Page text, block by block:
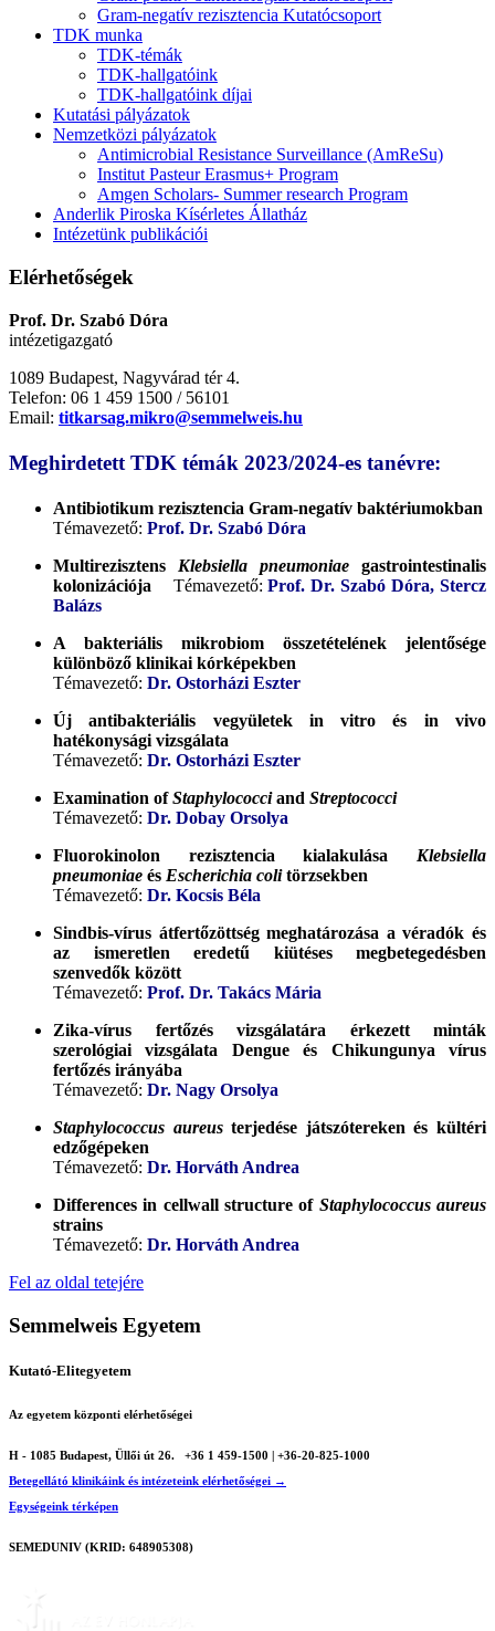
Gram-negatív rezisztencia Kutatócsoport
TDK munka
TDK-témák
TDK-hallgatóink
TDK-hallgatóink díjai
Kutatási pályázatok
Nemzetközi pályázatok
Antimicrobial Resistance Surveillance (AmReSu)
Institut Pasteur Erasmus+ Program
Amgen Scholars- Summer research Program
Anderlik Piroska Kísérletes Állatház
Intézetünk publikációi
Elérhetőségek
Prof. Dr. Szabó Dóra
intézetigazgató
1089 Budapest, Nagyvárad tér 4.
Telefon: 06 1 459 1500 / 56101
Email: titkarsag.mikro@semmelweis.hu
Meghirdetett TDK témák 2023/2024-es tanévre:
Antibiotikum rezisztencia Gram-negatív baktériumokban
Témavezető: Prof. Dr. Szabó Dóra
Multirezisztens Klebsiella pneumoniae gastrointestinalis
kolonizációja Témavezető:Prof. Dr. Szabó Dóra, Stercz
Balázs
A bakteriális mikrobiom összetételének jelentősége
különböző klinikai kórképekben
Témavezető: Dr. Ostorházi Eszter
Új antibakteriális vegyületek in vitro és in vivo
hatékonysági vizsgálata
Témavezető: Dr. Ostorházi Eszter
Examination ofStaphylococciand Streptococci
Témavezető: Dr. Dobay Orsolya
Fluorokinolon rezisztencia kialakulása Klebsiella
pneumoniae és Escherichia colitörzsekben
Témavezető: Dr. Kocsis Béla
Sindbis-vírus átfertőzöttség meghatározása a véradók és
az ismeretlen eredetű kiütéses megbetegedésben
szenvedők között
Témavezető: Prof. Dr. Takács Mária
Zika-vírus fertőzés vizsgálatára érkezett minták
szerológiai vizsgálata Dengue és Chikungunya vírus
fertőzés irányába
Témavezető: Dr. Nagy Orsolya
Staphylococcus aureusterjedése játszótereken és kültéri
edzőgépeken
Témavezető: Dr. Horváth Andrea
Differences in cellwall structure of Staphylococcus aureus
strains
Témavezető: Dr. Horváth Andrea
Fel az oldal tetejére
Semmelweis Egyetem
Kutató-Elitegyetem
Az egyetem központi elérhetőségei
H - 1085 Budapest, Üllői út 26.
+36 1 459-1500 | +36-20-825-1000
Betegellátó klinikáink és intézeteink elérhetőségei →
Egységeink térképen
SEMEDUNIV (KRID: 648905308)